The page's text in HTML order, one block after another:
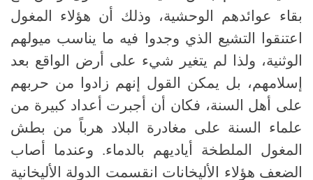
بقاء عوائدهم الوحشية، وذلك أن هؤلاء المغول
اعتنقوا التشيع الذي وجدوا فيه ما يناسب ميولهم
الوثنية، ولذا لم يتغير شيء على أرض الواقع بعد
إسلامهم، بل يمكن القول إنهم زادوا من حربهم
على أهل السنة، فكان أن أجبرت أعداد كبيرة من
علماء السنة على مغادرة البلاد هرباً من بطش
المغول الملطخة أياديهم بالدماء. وعندما أصاب
الضعف هؤلاء الأليخانات انقسمت الدولة الأليخانية